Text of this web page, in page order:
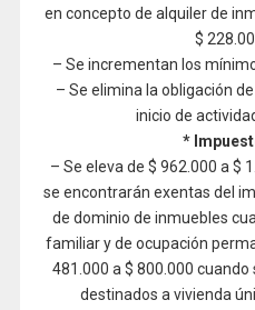
en concepto de alquiler de
$
– Se incrementan los
– Se elimina la obligación
inicio de
*
– Se eleva de $ 962.000 a $
se encontrarán exentas del
de dominio de inmuebles
familiar y de ocupación
481.000 a $ 800.000
destinados a vivienda